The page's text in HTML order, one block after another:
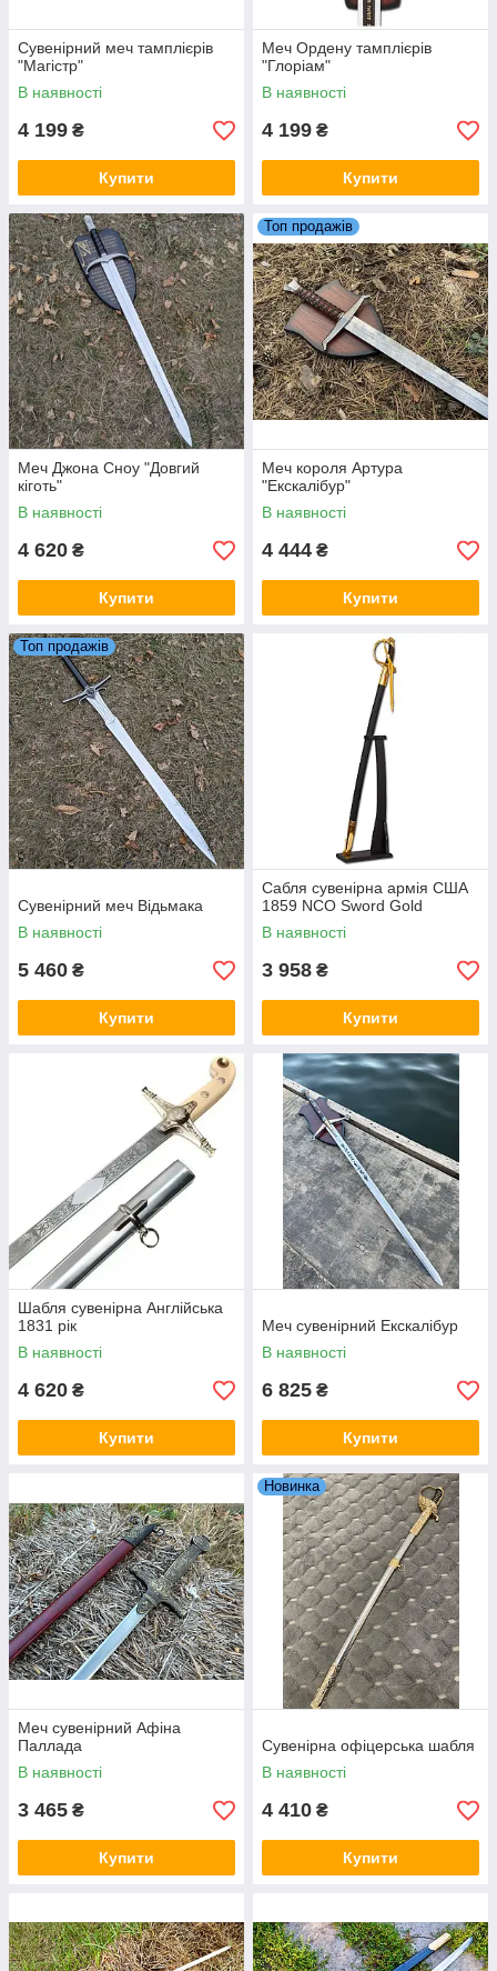
Сувенірний меч тамплієрів
"Магістр"
В наявності
4 199 ₴
Купити
Меч Ордену тамплієрів
"Глоріам"
В наявності
4 199 ₴
Купити
Меч Джона Сноу "Довгий
кіготь"
В наявності
4 620 ₴
Купити
Топ продажів
Меч короля Артура
"Екскалібур"
В наявності
4 444 ₴
Купити
Топ продажів
Сувенірний меч Відьмака
В наявності
5 460 ₴
Купити
Сабля сувенірна армія США
1859 NCO Sword Gold
В наявності
3 958 ₴
Купити
Шабля сувенірна Англійська
1831 рік
В наявності
4 620 ₴
Купити
Меч сувенірний Екскалібур
В наявності
6 825 ₴
Купити
Меч сувенірний Афіна
Паллада
В наявності
3 465 ₴
Купити
Новинка
Сувенірна офіцерська шабля
В наявності
4 410 ₴
Купити